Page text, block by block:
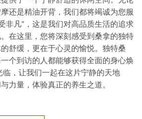
还是精油开背，我们都将竭诚为您服
非凡”，这是我们对高品质生活的追求
在这里，您将深刻感受到桑拿的独特
舒缓，更在于心灵的愉悦。独特桑
个到访的人都能够获得全面的身心焕
，让我们一起在这片宁静的天地
力量，体验真正的养生之道。